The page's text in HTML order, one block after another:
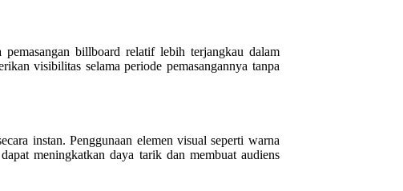
billboard relatif lebih terjangkau dalam
visibilitas selama periode pemasangannya tanpa
instan. Penggunaan elemen visual seperti warna
meningkatkan daya tarik dan membuat audiens